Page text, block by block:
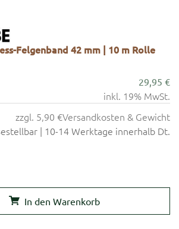
Felgenband 42 mm | 10 m Rolle
29,95 €
inkl. 19% MwSt.
zzgl. 5,90 €Versandkosten & Gewicht
| 10-14 Werktage innerhalb Dt.
In den Warenkorb